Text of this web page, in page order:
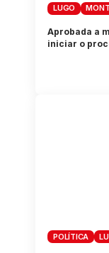
LUGO
Aprobada a
iniciar o
POLÍTICA